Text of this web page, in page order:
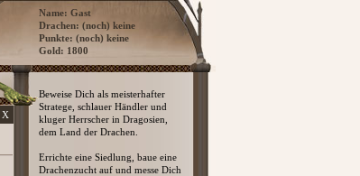
Name: Gast
Drachen: (noch) keine
Punkte: (noch) keine
Gold: 1800
Beweise Dich als meisterhafter
Stratege, schlauer Händler und
kluger Herrscher in Dragosien,
dem Land der Drachen.
Errichte eine Siedlung, baue eine
Drachenzucht auf und messe Dich
X